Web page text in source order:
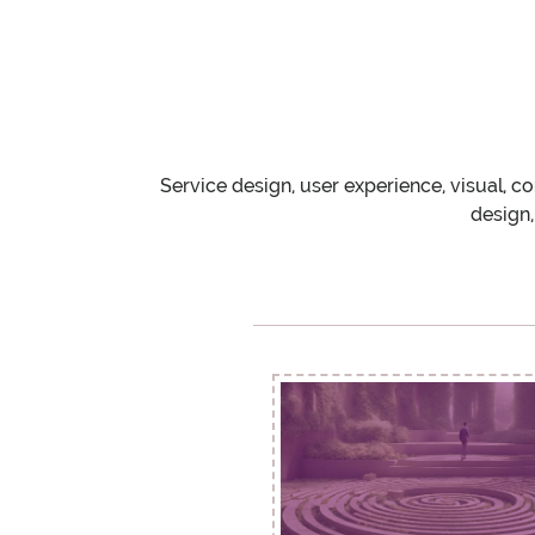
ANTREEM E
BLOG
Service design, user experience, visual,